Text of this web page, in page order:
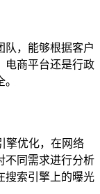
队，能够根据客户
电商平台还是行政
擎优化，在网络
不同需求进行分析
搜索引擎上的曝光